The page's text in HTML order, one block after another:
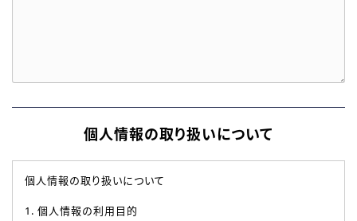
個人情報の取り扱いについて
個人情報の取り扱いについて
1. 個人情報の利用目的